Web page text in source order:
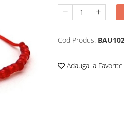
Cod Produs:
Adauga la Favorite